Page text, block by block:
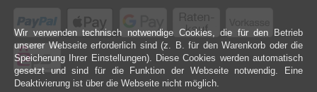
Wir verwenden technisch notwendige Cookies, die für den Betrieb
unserer Webseite erforderlich sind (z. B. für den Warenkorb oder die
Speicherung Ihrer Einstellungen). Diese Cookies werden automatisch
gesetzt und sind für die Funktion der Webseite notwendig. Eine
Deaktivierung ist über die Webseite nicht möglich.